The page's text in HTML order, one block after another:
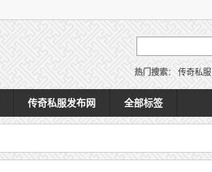
热门搜索： 传奇私服
传奇私服发布网 全部标签